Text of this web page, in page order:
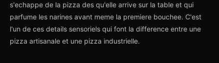
s'echappe de la pizza des qu'elle arrive sur la table et qui
parfume les narines avant meme la premiere bouchee. C'est
l'un de ces details sensoriels qui font la difference entre une
pizza artisanale et une pizza industrielle.